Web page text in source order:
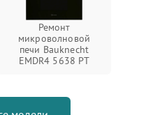
Ремонт
микроволновой
печи Bauknecht
EMDR4 5638 PT